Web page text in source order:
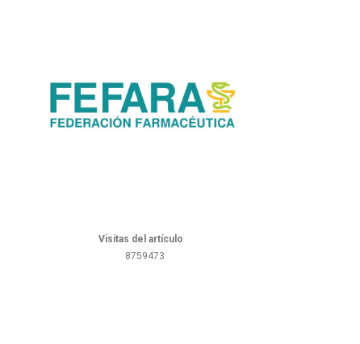
Visitas del artículo
8759473